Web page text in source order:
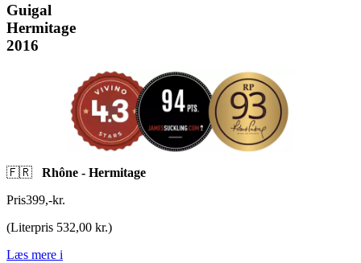
Guigal
Hermitage
2016
🇫🇷 Rhône - Hermitage
Pris399,-kr.
(Literpris 532,00 kr.)
Læs mere i